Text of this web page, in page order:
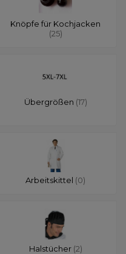
Knöpfe für Kochjacken
(25)
Übergrößen (17)
Arbeitskittel (0)
Halstücher (2)